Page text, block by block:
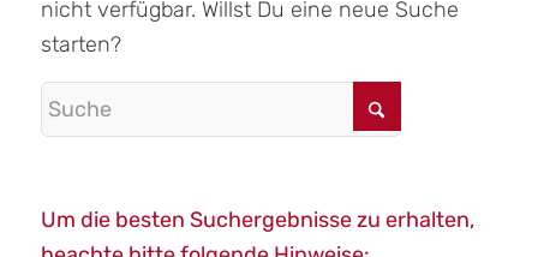
nicht verfügbar. Willst Du eine neue Suche
starten?
Um die besten Suchergebnisse zu erhalten,